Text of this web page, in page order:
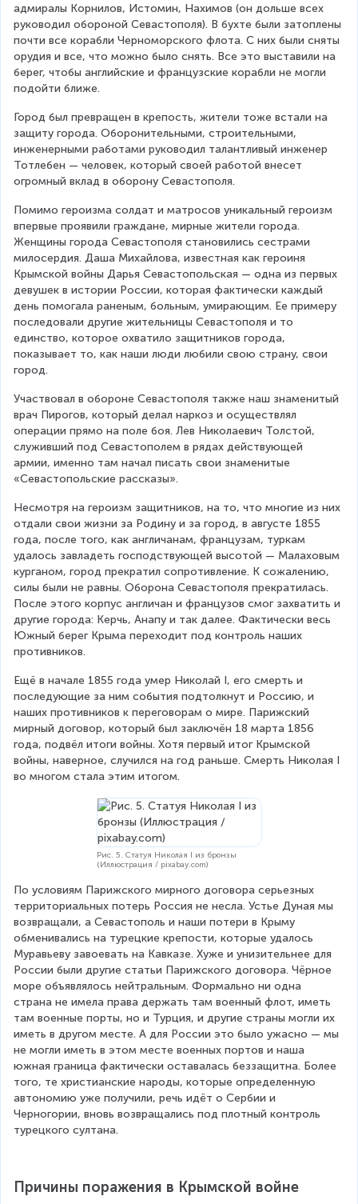
адмиралы Корнилов, Истомин, Нахимов (он дольше всех
руководил обороной Севастополя). В бухте были затоплены
почти все корабли Черноморского флота. С них были сняты
орудия и все, что можно было снять. Все это выставили на
берег, чтобы английские и французские корабли не могли
подойти ближе.
Город был превращен в крепость, жители тоже встали на
защиту города. Оборонительными, строительными,
инженерными работами руководил талантливый инженер
Тотлебен — человек, который своей работой внесет
огромный вклад в оборону Севастополя.
Помимо героизма солдат и матросов уникальный героизм
впервые проявили граждане, мирные жители города.
Женщины города Севастополя становились сестрами
милосердия. Даша Михайлова, известная как героиня
Крымской войны Дарья Севастопольская — одна из первых
девушек в истории России, которая фактически каждый
день помогала раненым, больным, умирающим. Ее примеру
последовали другие жительницы Севастополя и то
единство, которое охватило защитников города,
показывает то, как наши люди любили свою страну, свои
город.
Участвовал в обороне Севастополя также наш знаменитый
врач Пирогов, который делал наркоз и осуществлял
операции прямо на поле боя. Лев Николаевич Толстой,
служивший под Севастополем в рядах действующей
армии, именно там начал писать свои знаменитые
«Севастопольские рассказы».
Несмотря на героизм защитников, на то, что многие из них
отдали свои жизни за Родину и за город, в августе 1855
года, после того, как англичанам, французам, туркам
удалось завладеть господствующей высотой — Малаховым
курганом, город прекратил сопротивление. К сожалению,
силы были не равны. Оборона Севастополя прекратилась.
После этого корпус англичан и французов смог захватить и
другие города: Керчь, Анапу и так далее. Фактически весь
Южный берег Крыма переходит под контроль наших
противников.
Ещё в начале 1855 года умер Николай I, его смерть и
последующие за ним события подтолкнут и Россию, и
наших противников к переговорам о мире. Парижский
мирный договор, который был заключён 18 марта 1856
года, подвёл итоги войны. Хотя первый итог Крымской
войны, наверное, случился на год раньше. Смерть Николая I
во многом стала этим итогом.
Рис. 5. Статуя Николая I из бронзы
(Иллюстрация / pixabay.com)
По условиям Парижского мирного договора серьезных
территориальных потерь Россия не несла. Устье Дуная мы
возвращали, а Севастополь и наши потери в Крыму
обменивались на турецкие крепости, которые удалось
Муравьеву завоевать на Кавказе. Хуже и унизительнее для
России были другие статьи Парижского договора. Чёрное
море объявлялось нейтральным. Формально ни одна
страна не имела права держать там военный флот, иметь
там военные порты, но и Турция, и другие страны могли их
иметь в другом месте. А для России это было ужасно — мы
не могли иметь в этом месте военных портов и наша
южная граница фактически оставалась беззащитна. Более
того, те христианские народы, которые определенную
автономию уже получили, речь идёт о Сербии и
Черногории, вновь возвращались под плотный контроль
турецкого султана.
Причины поражения в Крымской войне